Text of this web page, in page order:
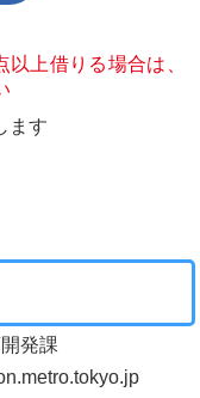
上借りる場合は、
ます
発課